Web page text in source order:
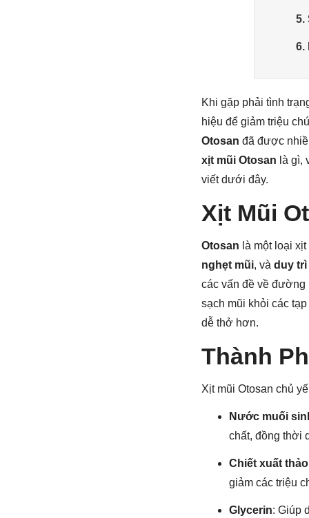
5.
6.
Khi gặp phải tình
hiệu để giảm triệu
Otosan đã được
xịt mũi Otosan là gì,
viết dưới đây.
Xịt Mũi
Otosan là một loại
nghẹt mũi, và duy trì
các vấn đề về đường
sạch mũi khỏi các
dễ thở hơn.
Thành
Xịt mũi Otosan chủ
Nước muối
chất, đồng thời
Chiết xuất
giảm các triệu
Glycerin: Giúp